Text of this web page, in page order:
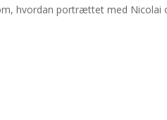
hvordan portrættet med Nicolai